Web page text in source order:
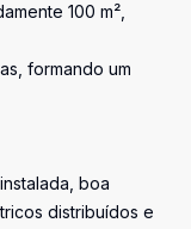
100 m²,
formando um
boa
distribuídos e